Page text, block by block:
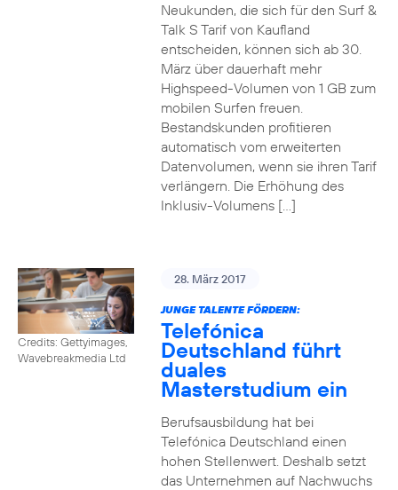
Neukunden, die sich für den Surf &
Talk S Tarif von Kaufland
entscheiden, können sich ab 30.
März über dauerhaft mehr
Highspeed-Volumen von 1 GB zum
mobilen Surfen freuen.
Bestandskunden profitieren
automatisch vom erweiterten
Datenvolumen, wenn sie ihren Tarif
verlängern. Die Erhöhung des
Inklusiv-Volumens […]
Credits: Gettyimages,
Wavebreakmedia Ltd
28. März 2017
JUNGE TALENTE FÖRDERN:
Telefónica
Deutschland führt
duales
Masterstudium ein
Berufsausbildung hat bei
Telefónica Deutschland einen
hohen Stellenwert. Deshalb setzt
das Unternehmen auf Nachwuchs